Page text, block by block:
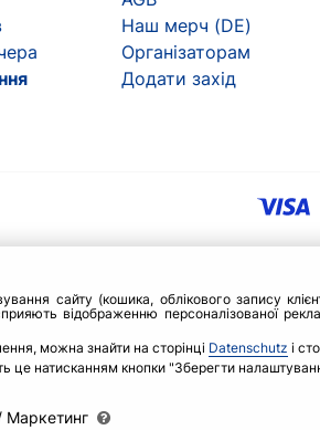
Наш мерч (DE)
Організаторам
Додати захід
сайту (кошика, облікового запису
відображенню персоналізованої
можна знайти на сторінці Datenschutz і
це натисканням кнопки "Зберегти
Маркетинг